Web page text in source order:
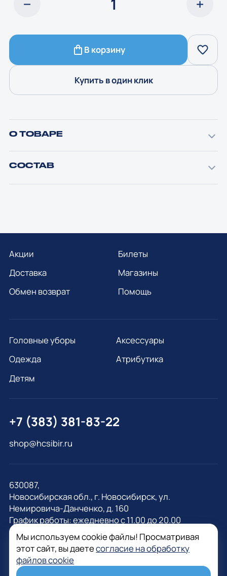
В корзину
Купить в один клик
О ТОВАРЕ
СОСТАВ
Акции
Доставка
Обмен возврат
Билеты
Магазины
Помощь
Головные уборы
Одежда
Детям
Аксессуары
Атрибутика
+7 (383) 381-83-22
shop@hcsibir.ru
630087,
Новосибирская обл., г. Новосибирск, ул.
Немировича-Данченко, д. 160
График работы: ежедневно с 11.00 до 20.00
Мы используем cookie файлы! Просматривая
этот сайт, вы даетесогласие на обработку
файлов cookie